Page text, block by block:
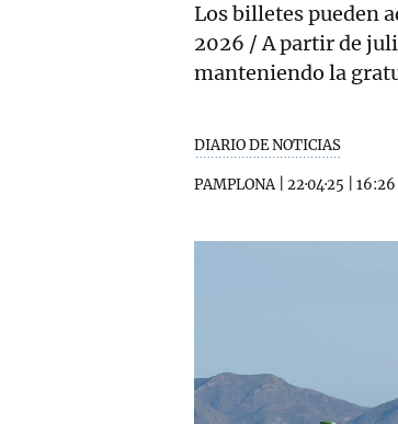
Los billetes pueden
2026 / A partir de
manteniendo la
DIARIO DE NOTICIAS
PAMPLONA| 22·04·25 16:26